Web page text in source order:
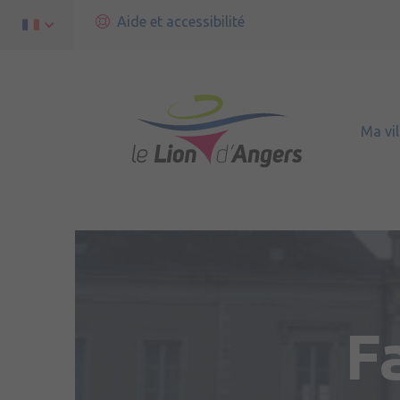
Aide et accessibilité
Ma